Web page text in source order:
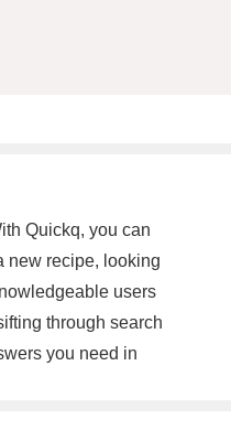
Quickq, you can
new recipe, looking
users
through search
you need in